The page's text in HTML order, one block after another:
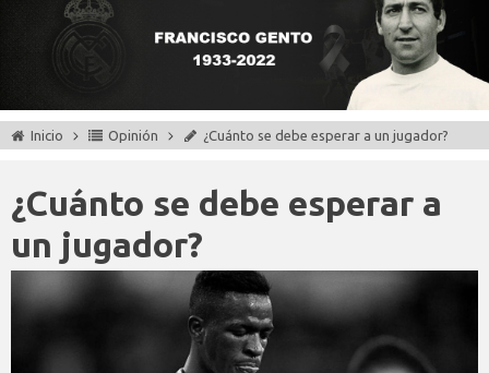
Inicio Opinión ¿Cuánto se debe esperar a un jugador?
¿Cuánto se debe esperar a
un jugador?